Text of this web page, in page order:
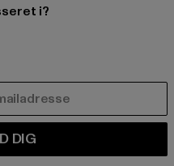
i?
DIG